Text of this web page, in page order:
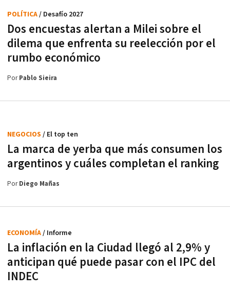
La marca de yerba que más consumen los
argentinos y cuáles completan el ranking
NEGOCIOS / El top ten
PorDiego Mañas
La inflación en la Ciudad llegó al 2,9% y
anticipan qué puede pasar con el IPC del
INDEC
ECONOMÍA/ Informe
Dos encuestas alertan a Milei sobre el
dilema que enfrenta su reelección por el
rumbo económico
POLÍTICA/ Desafío 2027
PorPablo Sieira